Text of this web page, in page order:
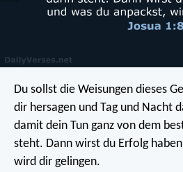
Du sollst die Weisungen dieses
dir hersagen und Tag und Nacht
damit dein Tun ganz von dem
steht. Dann wirst du Erfolg
wird dir gelingen.